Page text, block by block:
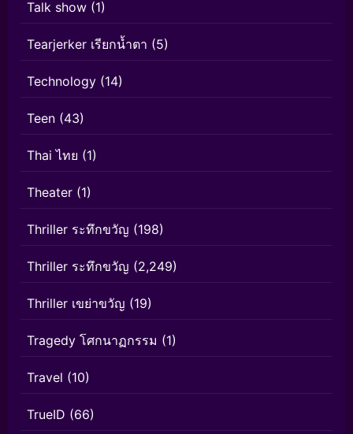
Talk show (1)
Tearjerker เรียกน้ำตา (5)
Technology (14)
Teen (43)
Thai ไทย (1)
Theater (1)
Thriller ระทึกขวัญ (198)
Thriller ระทึกขวัญ (2,249)
Thriller เขย่าขวัญ (19)
Tragedy โศกนาฏกรรม (1)
Travel (10)
TrueID (66)